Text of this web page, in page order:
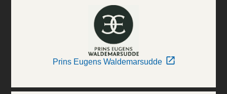
Prins Eugens Waldemarsudde